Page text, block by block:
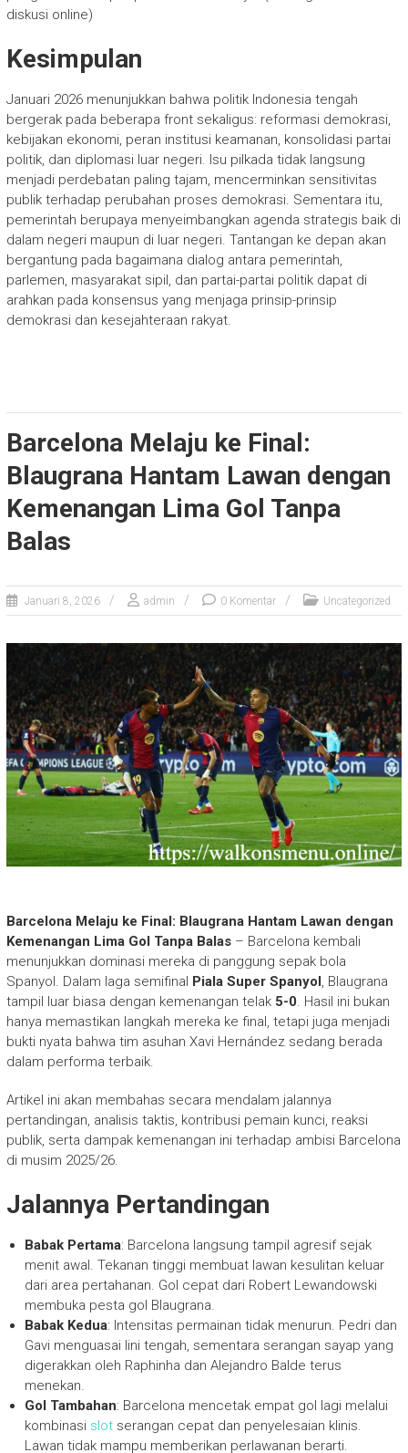
diskusi online)
Kesimpulan
Januari 2026 menunjukkan bahwa politik Indonesia tengah
bergerak pada beberapa front sekaligus: reformasi demokrasi,
kebijakan ekonomi, peran institusi keamanan, konsolidasi partai
politik, dan diplomasi luar negeri. Isu pilkada tidak langsung
menjadi perdebatan paling tajam, mencerminkan sensitivitas
publik terhadap perubahan proses demokrasi. Sementara itu,
pemerintah berupaya menyeimbangkan agenda strategis baik di
dalam negeri maupun di luar negeri. Tantangan ke depan akan
bergantung pada bagaimana dialog antara pemerintah,
parlemen, masyarakat sipil, dan partai-partai politik dapat di
arahkan pada konsensus yang menjaga prinsip-prinsip
demokrasi dan kesejahteraan rakyat.
Barcelona Melaju ke Final:
Blaugrana Hantam Lawan dengan
Kemenangan Lima Gol Tanpa
Balas
Januari 8, 2026 admin 0 Komentar Uncategorized
Barcelona Melaju ke Final: Blaugrana Hantam Lawan dengan
Kemenangan Lima Gol Tanpa Balas– Barcelona kembali
menunjukkan dominasi mereka di panggung sepak bola
Spanyol. Dalam laga semifinal Piala Super Spanyol, Blaugrana
tampil luar biasa dengan kemenangan telak 5-0. Hasil ini bukan
hanya memastikan langkah mereka ke final, tetapi juga menjadi
bukti nyata bahwa tim asuhan Xavi Hernández sedang berada
dalam performa terbaik.
Artikel ini akan membahas secara mendalam jalannya
pertandingan, analisis taktis, kontribusi pemain kunci, reaksi
publik, serta dampak kemenangan ini terhadap ambisi Barcelona
di musim 2025/26.
Jalannya Pertandingan
Babak Pertama: Barcelona langsung tampil agresif sejak
menit awal. Tekanan tinggi membuat lawan kesulitan keluar
dari area pertahanan. Gol cepat dari Robert Lewandowski
membuka pesta gol Blaugrana.
Babak Kedua: Intensitas permainan tidak menurun. Pedri dan
Gavi menguasai lini tengah, sementara serangan sayap yang
digerakkan oleh Raphinha dan Alejandro Balde terus
menekan.
Gol Tambahan: Barcelona mencetak empat gol lagi melalui
kombinasi slotserangan cepat dan penyelesaian klinis.
Lawan tidak mampu memberikan perlawanan berarti.